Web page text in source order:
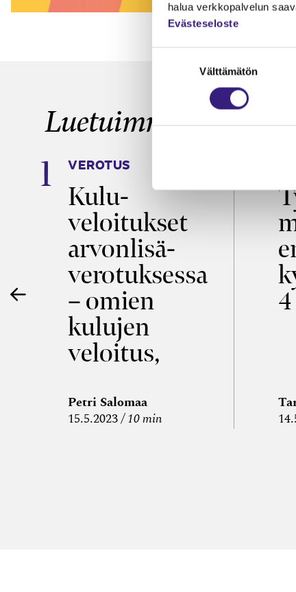
halua verkkopalvelun
Evästeseloste
Välttämätön
Luetuimmat
VEROTUS
Kulu­
veloitukset
arvon­lisä­
verotuksessa
– omien
kulujen
veloitus,
edelleen­
veloitus ja
Petri Salomaa
15.5.2023 10 min